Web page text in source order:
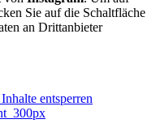
Sie auf die Schaltfläche
an Drittanbieter
entsperren